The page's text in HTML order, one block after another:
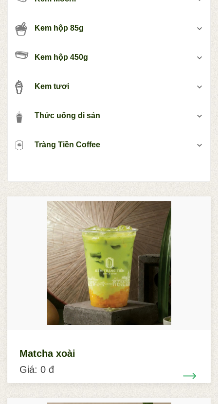
Kem hộp 85g
Kem hộp 450g
Kem tươi
Thức uống di sản
Tràng Tiền Coffee
Matcha xoài
Giá: 0 đ